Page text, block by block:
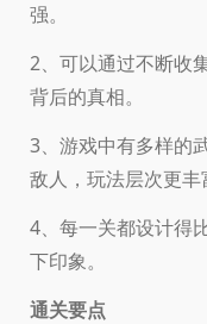
强。
2、可以通过不断收
背后的真相。
3、游戏中有多样的
敌人，玩法层次更丰
4、每一关都设计得
下印象。
通关要点